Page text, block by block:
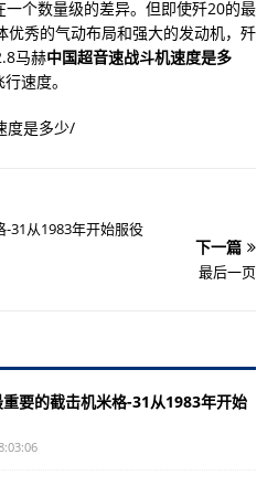
个数量级的差异。但即使歼20的最
优秀的气动布局和强大的发动机，歼
马赫中国超音速战斗机速度是多
速度。
度是多少/
31从1983年开始服役
下一篇
最后一页
要的截击机米格-31从1983年开始